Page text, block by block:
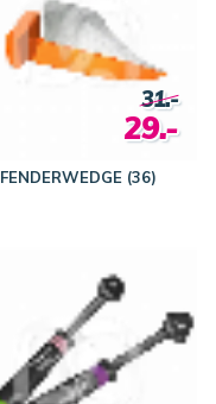
FENDERWEDGE (36)
31.-
29.-